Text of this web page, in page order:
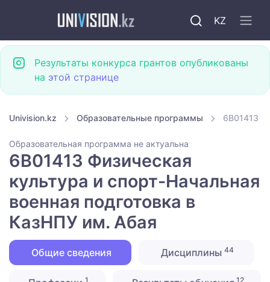
KZ
Результаты конкурса грантов опубликованы
на этой странице
Univision.kz Образовательные программы 6B01413
Образовательная программа не актуальна
6B01413 Физическая
культура и спорт-Начальная
военная подготовка в
КазНПУ им. Абая
Общие сведения Дисциплины 44
1 12